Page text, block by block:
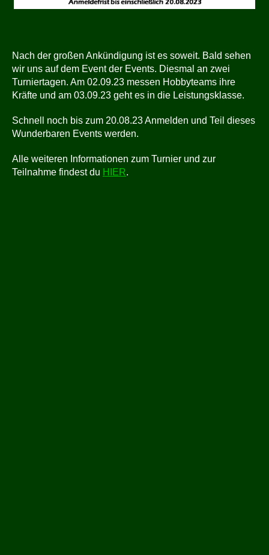
Nach der großen Ankündigung ist es soweit. Bald sehen
wir uns auf dem Event der Events. Diesmal an zwei
Turniertagen. Am 02.09.23 messen Hobbyteams ihre
Kräfte und am 03.09.23 geht es in die Leistungsklasse.
Schnell noch bis zum 20.08.23 Anmelden und Teil dieses
Wunderbaren Events werden.
Alle weiteren Informationen zum Turnier und zur
Teilnahme findest du HIER.